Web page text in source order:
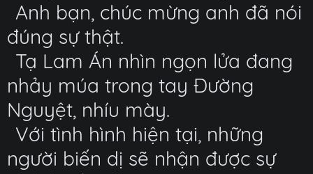
Anh bạn, chúc mừng anh đã nói
đúng sự thật.
Tạ Lam Án nhìn ngọn lửa đang
nhảy múa trong tay Đường
Nguyệt, nhíu mày.
Với tình hình hiện tại, những
người biến dị sẽ nhận được sự